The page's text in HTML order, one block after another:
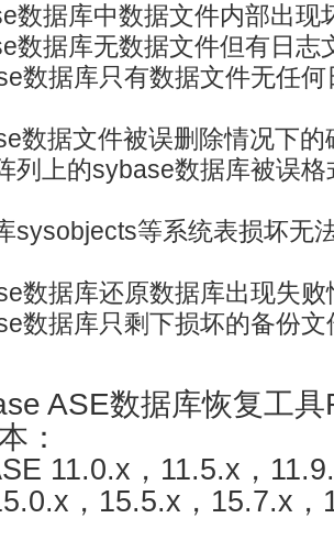
数据库中数据文件内部出现
数据库无数据文件但有日志
数据库只有数据文件无任
数据文件被误删除情况下的
列上的sybase数据库被误
sysobjects等系统表损坏无
数据库还原数据库出现失
数据库只剩下损坏的备份
ASE数据库恢复工
：
11.0.x，11.5.x，
，15.5.x，15.7.x，